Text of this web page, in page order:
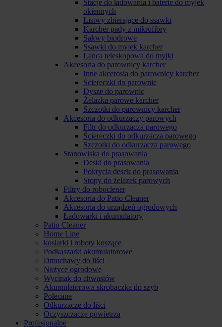
Stacje do ładowania i baterie do myjek
okiennych
Listwy zbierające do ssawki
Karcher pady z mikrofibry
Sakwy biodrowe
Ssawki do myjek karcher
Lanca teleskopowa do myjki
Akcesoria do parownicy karcher
Inne akcerosia do parownicy karcher
Ściereczki do parownic
Dysze do parownic
Żelazka parowe karcher
Szczotki do parownicy karcher
Akcesoria do odkurzaczy parowych
Filtr do odkurzacza parowego
Ściereczki do odkurzacza parowego
Szczotki do odkurzacza parowego
Stanowiska do prasowania
Deski do prasowania
Pokrycia desek do prasowania
Stopy do żelazek parowych
Filtry do roboclener
Akcesoria do Patio Cleaner
Akcesoria do urządzeń ogrodowych
Ładowarki i akumulatory
Patio Cleaner
Home Line
kosiarki i roboty koszące
Podkaszarki akumulatorowe
Dmuchawy do liści
Nożyce ogrodowe
Wycinak do chwastów
Akumulatorowa skrobaczka do szyb
Polecane
Odkurzacze do liści
Oczyszczacze powietrza
Profesjonalne